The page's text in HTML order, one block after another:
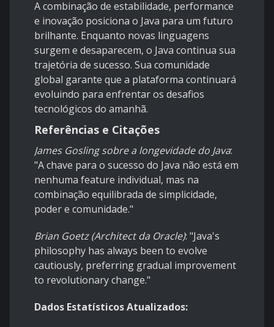
A combinação de estabilidade, performance
e inovação posiciona o Java para um futuro
brilhante. Enquanto novas linguagens
surgem e desaparecem, o Java continua sua
trajetória de sucesso. Sua comunidade
global garante que a plataforma continuará
evoluindo para enfrentar os desafios
tecnológicos do amanhã.
Referências e Citações
James Gosling sobre a longevidade do Java:
"A chave para o sucesso do Java não está em
nenhuma feature individual, mas na
combinação equilibrada de simplicidade,
poder e comunidade."
Brian Goetz (Architect da Oracle): "Java's
philosophy has always been to evolve
cautiously, preferring gradual improvement
to revolutionary change."
Dados Estatísticos Atualizados: